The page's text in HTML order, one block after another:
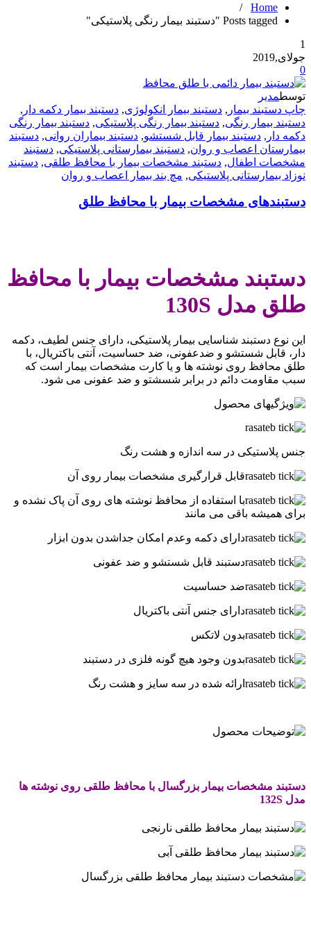
Home
/
Posts tagged "دستبند بیمار رنگی پلاستیکی"
1
جولای,2019
0
توسطمدیر
چاپ دستبند بیمار , دستبند بیمار انکولوژی, دستبند بیمار دکمه دار ,
دستبند بیمار رنگی, دستبند بیمار رنگی پلاستیکی, دستبند بیمار رنگی
دکمه دار , دستبند بیمار قابل شستشو, دستبند بیماران روانی, دستبند
بیمارستان اعصاب و روان, دستبند بیمارستانی پلاستیکی, دستبند
مشخصات اطفال, دستبند مشخصات بیمار با محافظ طلقی, دستبند
نوزاد بیمارستانی پلاستیکی, مچ بند بیمار اعصاب و روان
دستبندهای مشخصات بیمار با محافظ طلق
دستبند مشخصات بیمار با محافظ
طلق مدل 130S
این نوع دستبند شناسایی بیمار پلاستیکی، دارای جنس لطیف، دکمه
دار، قابل شستشو و ضدعفونی، ضد حساسیت، آنتی باکتریال، با
طلق محافظ روی نوشته ها و یا کارت مشخصات بیمار است که
سبب مقاومت دائم در برابر شسشتو و ضد عفونی می شود.
جنس پلاستیکی در سه اندازه و هشت رنگ
قابل قرارگیری مشخصات بیمار روی آن
با استفاده از محافظ نوشته های روی آن پاک نشده و
برای همیشه باقی می مانند
دارای دکمه وعدم امکان جداشدن بدون ابزار
دستبند قابل شستشو و ضد عفونی
ضد حساسیت
دارای جنس آنتی باکتریال
بدون لاتکس
بدون وجود هیچ گونه فلزی در دستبند
ارائه شده در سه سایز و هشت رنگ
دستبند مشخصات بیمار بزرگسال با محافظ طلقی روی نوشته ها
مدل 132S